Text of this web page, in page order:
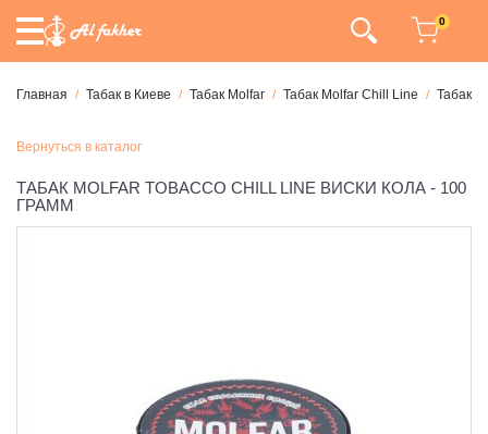
0
Главная Табак в Киеве Табак Molfar Табак Molfar Chill Line Табак
Вернуться в каталог
ТАБАК MOLFAR TOBACCO CHILL LINE ВИСКИ КОЛА - 100
ГРАММ